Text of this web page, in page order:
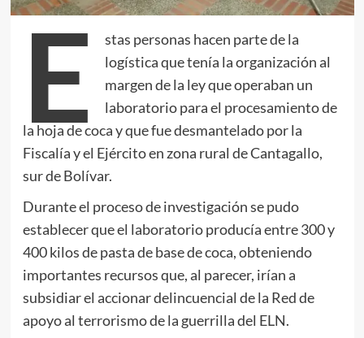
E
stas personas hacen parte de la
logística que tenía la organización al
margen de la ley que operaban un
laboratorio para el procesamiento de
la hoja de coca y que fue desmantelado por la
Fiscalía y el Ejército en zona rural de Cantagallo,
sur de Bolívar.
Durante el proceso de investigación se pudo
establecer que el laboratorio producía entre 300 y
400 kilos de pasta de base de coca, obteniendo
importantes recursos que, al parecer, irían a
subsidiar el accionar delincuencial de la Red de
apoyo al terrorismo de la guerrilla del ELN.